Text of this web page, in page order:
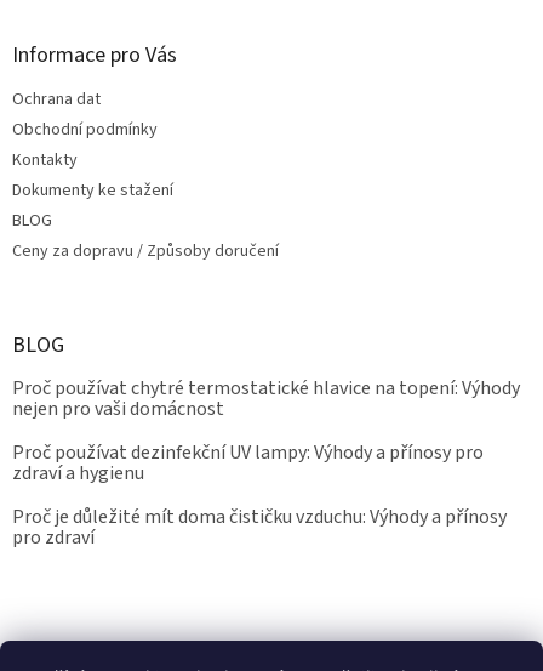
Informace pro Vás
Ochrana dat
Obchodní podmínky
Kontakty
Dokumenty ke stažení
BLOG
Ceny za dopravu / Způsoby doručení
BLOG
Proč používat chytré termostatické hlavice na topení: Výhody
nejen pro vaši domácnost
Proč používat dezinfekční UV lampy: Výhody a přínosy pro
zdraví a hygienu
Proč je důležité mít doma čističku vzduchu: Výhody a přínosy
pro zdraví